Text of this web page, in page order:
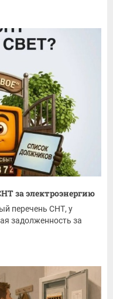
за электроэнергию
перечень СНТ, у
задолженность за